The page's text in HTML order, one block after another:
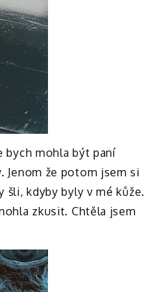
bych mohla být paní
Jenom že potom jsem si
šli, kdyby byly v mé kůže.
zkusit. Chtěla jsem